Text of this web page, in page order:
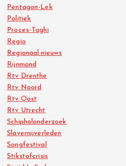
Pentagon-Lek
Politiek
Proces-Taghi
Regio
Regionaal nieuws
Rijnmond
Rtv Drenthe
Rtv Noord
Rtv Oost
Rtv Utrecht
Schipholonderzoek
Slavernijverleden
Songfestival
Stikstofcrisis